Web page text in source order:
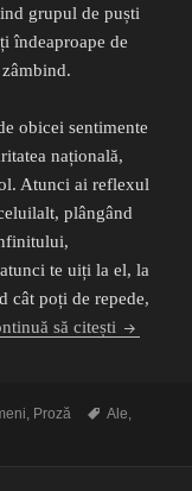
grupul de puști
îndeaproape de
obicei sentimente
națională,
Atunci ai reflexul
plângând
te uiți la el, la
cât poți de repede,
să citești Spyder
, Proză Etichete
Ale,